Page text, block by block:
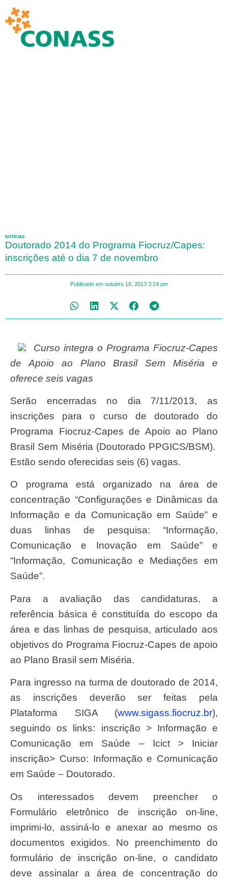
NOTÍCIAS
Doutorado 2014 do Programa Fiocruz/Capes:
inscrições até o dia 7 de novembro
Publicado em outubro 18, 2013 3:14 pm
Curso integra o Programa Fiocruz-Capes
de Apoio ao Plano Brasil Sem Miséria e
oferece seis vagas
Serão encerradas no dia 7/11/2013, as
inscrições para o curso de doutorado do
Programa Fiocruz-Capes de Apoio ao Plano
Brasil Sem Miséria (Doutorado PPGICS/BSM).
Estão sendo oferecidas seis (6) vagas.
O programa está organizado na área de
concentração “Configurações e Dinâmicas da
Informação e da Comunicação em Saúde” e
duas linhas de pesquisa: “Informação,
Comunicação e Inovação em Saúde” e
“Informação, Comunicação e Mediações em
Saúde”.
Para a avaliação das candidaturas, a
referência básica é constituída do escopo da
área e das linhas de pesquisa, articulado aos
objetivos do Programa Fiocruz-Capes de apoio
ao Plano Brasil sem Miséria.
Para ingresso na turma de doutorado de 2014,
as inscrições deverão ser feitas pela
Plataforma SIGA (www.sigass.fiocruz.br),
seguindo os links: inscrição > Informação e
Comunicação em Saúde – Icict > Iniciar
inscrição> Curso: Informação e Comunicação
em Saúde – Doutorado.
Os interessados devem preencher o
Formulário eletrônico de inscrição on-line,
imprimi-lo, assiná-lo e anexar ao mesmo os
documentos exigidos. No preenchimento do
formulário de inscrição on-line, o candidato
deve assinalar a área de concentração do